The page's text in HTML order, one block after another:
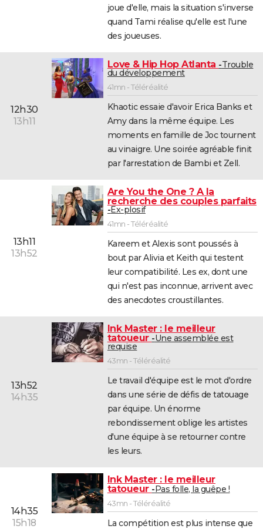
joue d'elle, mais la situation s'inverse
quand Tami réalise qu'elle est l'une
des joueuses.
12h30
13h11
Love & Hip Hop Atlanta Trouble
du développement
41mn - Téléréalité
Khaotic essaie d'avoir Erica Banks et
Amy dans la même équipe. Les
moments en famille de Joc tournent
au vinaigre. Une soirée agréable finit
par l'arrestation de Bambi et Zell.
13h11
13h52
Are You the One ? A la
recherche des couples parfaits
Ex-plosif
41mn - Téléréalité
Kareem et Alexis sont poussés à
bout par Alivia et Keith qui testent
leur compatibilité. Les ex, dont une
qui n'est pas inconnue, arrivent avec
des anecdotes croustillantes.
13h52
14h35
Ink Master : le meilleur
tatoueur
Une assemblée est
requise
43mn - Téléréalité
Le travail d'équipe est le mot d'ordre
dans une série de défis de tatouage
par équipe. Un énorme
rebondissement oblige les artistes
d'une équipe à se retourner contre
les leurs.
14h35
15h18
Ink Master : le meilleur
tatoueur
Pas folle, la guêpe !
43mn - Téléréalité
La compétition est plus intense que